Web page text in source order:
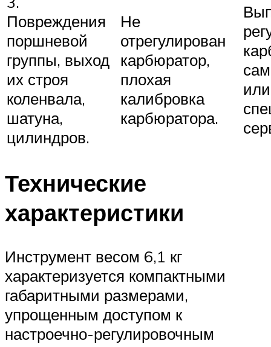
Повреждения
поршневой
группы, выход
их строя
коленвала,
шатуна,
цилиндров.
Не
отрегулирован
карбюратор,
плохая
калибровка
карбюратора.
Технические
характеристики
Инструмент весом 6,1 кг
характеризуется компактными
габаритными размерами,
упрощенным доступом к
настроечно-регулировочным